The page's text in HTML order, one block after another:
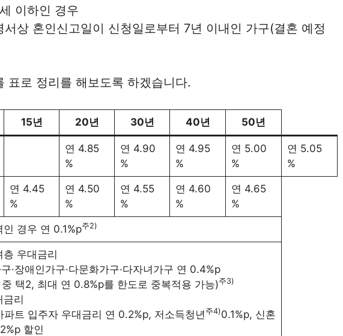
이하인 경우
서상 혼인신고일이 신청일로부터 7년 이내인 가구(결혼 예정
표로 정리를 해보도록 하겠습니다.
15년 20년 30년 40년 50년
연 4.85
%
연 4.90
%
연 4.95
%
연 5.00
%
연 5.05
%
연 4.45
%
연 4.50
%
연 4.55
%
연 4.60
%
연 4.65
%
인 경우 연 0.1%p주2)
층 우대금리
·장애인가구·다문화가구·다자녀가구 연 0.4%p
택2, 최대 연 0.8%p를 한도로 중복적용 가능)주3)
금리
파트 입주자 우대금리 연 0.2%p, 저소득청년 주4)0.1%p, 신혼
할인